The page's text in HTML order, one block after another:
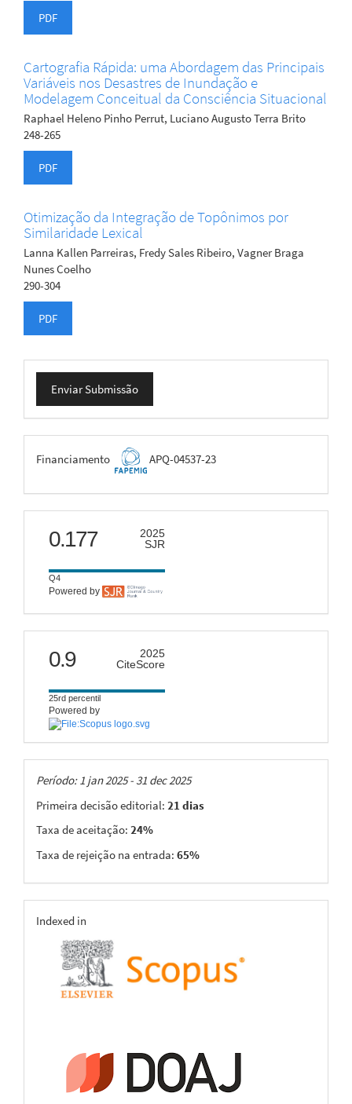
PDF
Cartografia Rápida: uma Abordagem das Principais
Variáveis nos Desastres de Inundação e
Modelagem Conceitual da Consciência Situacional
Raphael Heleno Pinho Perrut, Luciano Augusto Terra Brito
248-265
PDF
Otimização da Integração de Topônimos por
Similaridade Lexical
Lanna Kallen Parreiras, Fredy Sales Ribeiro, Vagner Braga
Nunes Coelho
290-304
PDF
Enviar
Submissão
Enviar Submissão
FAPEMIG
Financiamento APQ-04537-23
scimago
0.177
2025
SJR
Q4
Powered by
citescore
0.9
2025
CiteScore
25rd percentil
Powered by
Taxas
Período: 1 jan 2025 - 31 dec 2025
Primeira decisão editorial: 21 dias
Taxa de aceitação: 24%
Taxa de rejeição na entrada: 65%
indexing
Indexed in